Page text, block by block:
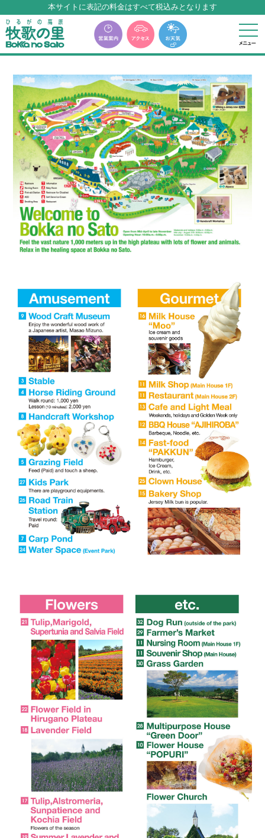
本サイトに表記の料金はすべて税込みとなります
牧歌の里温泉『牧華』は12月中旬まで休館いたします。